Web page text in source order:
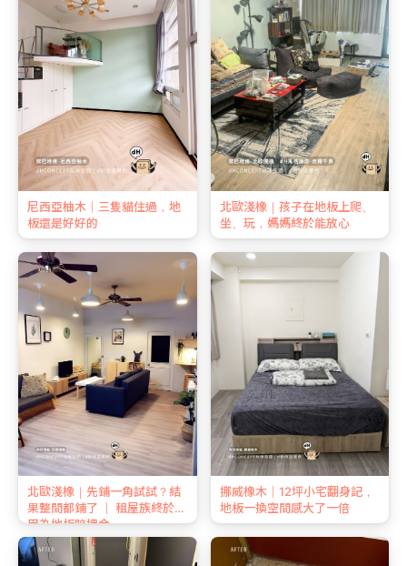
尼西亞柚木｜三隻貓住過，地
板還是好好的
北歐淺橡｜孩子在地板上爬、
坐、玩，媽媽終於能放心
北歐淺橡｜先鋪一角試試？結
果整間都鋪了 ｜ 租屋族終於不
用為地板賠押金
挪威橡木｜12坪小宅翻身記，
地板一換空間感大了一倍